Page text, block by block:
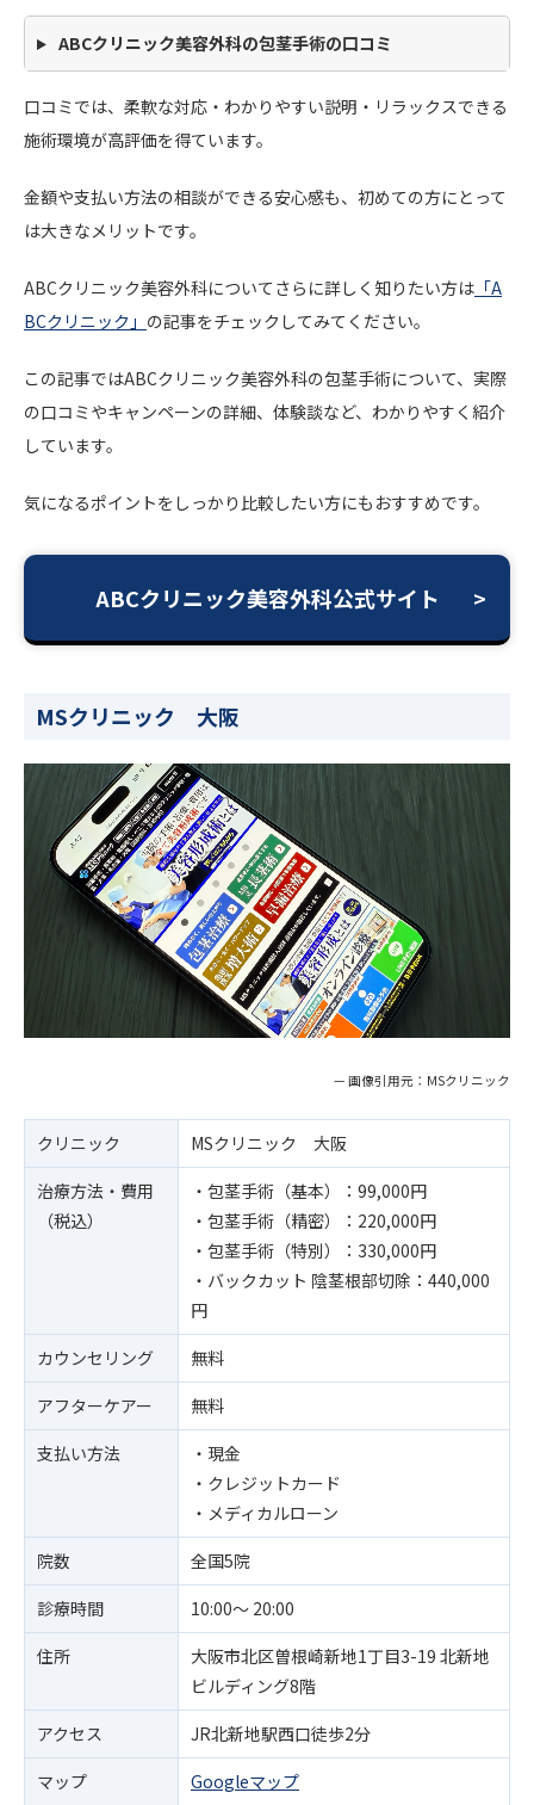
ABCクリニック美容外科の包茎手術の口コミ
口コミでは、柔軟な対応・わかりやすい説明・リラックスできる
施術環境が高評価を得ています。
金額や支払い方法の相談ができる安心感も、初めての方にとって
は大きなメリットです。
ABCクリニック美容外科についてさらに詳しく知りたい方は 「A
BCクリニック」 の記事をチェックしてみてください。
この記事ではABCクリニック美容外科の包茎手術について、実際
の口コミやキャンペーンの詳細、体験談など、わかりやすく紹介
しています。
気になるポイントをしっかり比較したい方にもおすすめです。
ABCクリニック美容外科公式サイト
MSクリニック 大阪
— 画像引用元：MSクリニック
クリニック
MSクリニック 大阪
治療方法・費用
（税込）
・包茎手術（基本）：99,000円
・包茎手術（精密）：220,000円
・包茎手術（特別）：330,000円
・バックカット 陰茎根部切除：440,000
円
カウンセリング
無料
アフターケアー
無料
支払い方法
・現金
・クレジットカード
・メディカルローン
院数
全国5院
診療時間
10:00～ 20:00
住所
大阪市北区曽根崎新地1丁目3-19 北新地
ビルディング8階
アクセス
JR北新地駅西口徒歩2分
マップ
Googleマップ